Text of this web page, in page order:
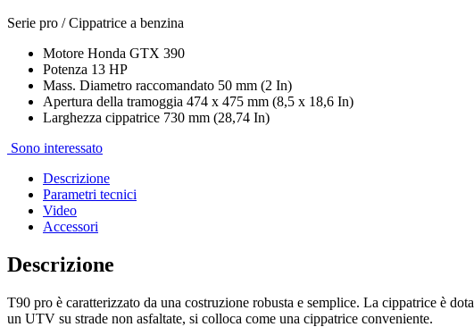
Serie pro / Cippatrice a benzina
Motore Honda GTX 390
Potenza 13 HP
Mass. Diametro raccomandato 50 mm (2 In)
Apertura della tramoggia 474 x 475 mm (8,5 x 18,6 In)
Larghezza cippatrice 730 mm (28,74 In)
Sono interessato
Descrizione
Parametri tecnici
Video
Accessori
Descrizione
T90 pro è caratterizzato da una costruzione robusta e semplice. La cippatrice è
un UTV su strade non asfaltate, si colloca come una cippatrice conveniente.